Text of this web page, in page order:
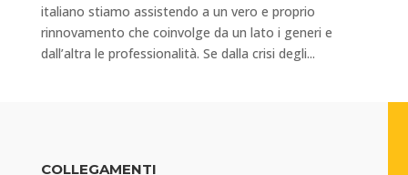
italiano stiamo assistendo a un vero e proprio
rinnovamento che coinvolge da un lato i generi e
dall’altra le professionalità. Se dalla crisi degli...
COLLEGAMENTI